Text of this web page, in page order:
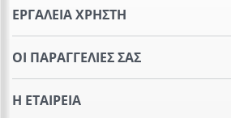
ΕΡΓΑΛΕΊΑ ΧΡΉΣΤΗ
ΟΙ ΠΑΡΑΓΓΕΛΊΕΣ​ ΣΑΣ
Η ΕΤΑΙΡΕΊΑ​